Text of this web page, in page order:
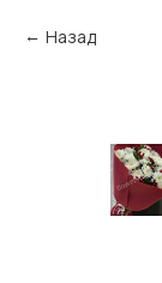
Назад